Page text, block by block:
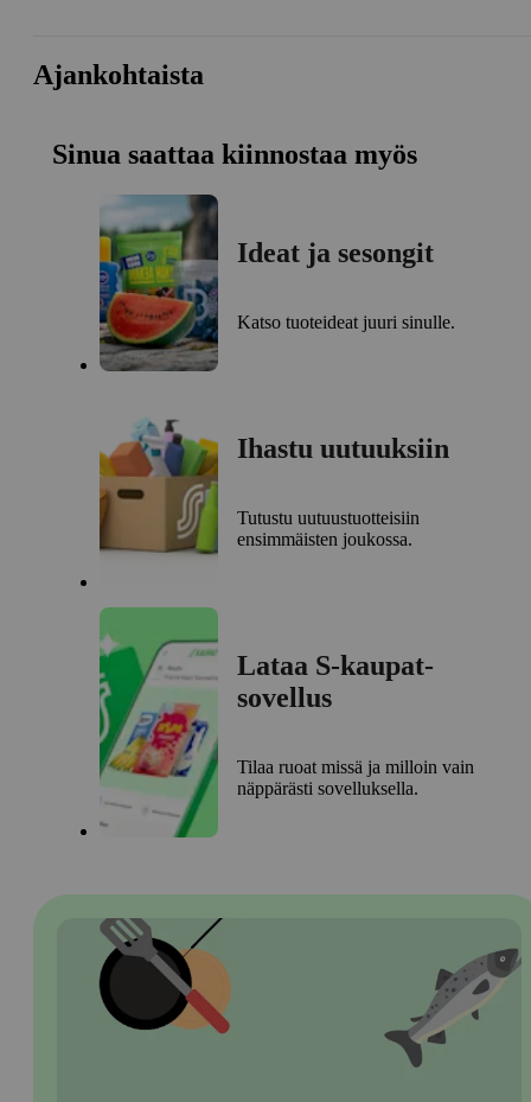
Ajankohtaista
Sinua saattaa kiinnostaa myös
Ideat ja sesongit
Katso tuoteideat juuri sinulle.
Ihastu uutuuksiin
Tutustu uutuustuotteisiin
ensimmäisten joukossa.
Lataa S-kaupat-
sovellus
Tilaa ruoat missä ja milloin vain
näppärästi sovelluksella.